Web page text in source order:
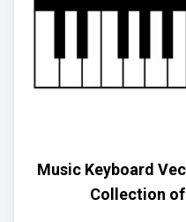
Music Keyboard
Collection of